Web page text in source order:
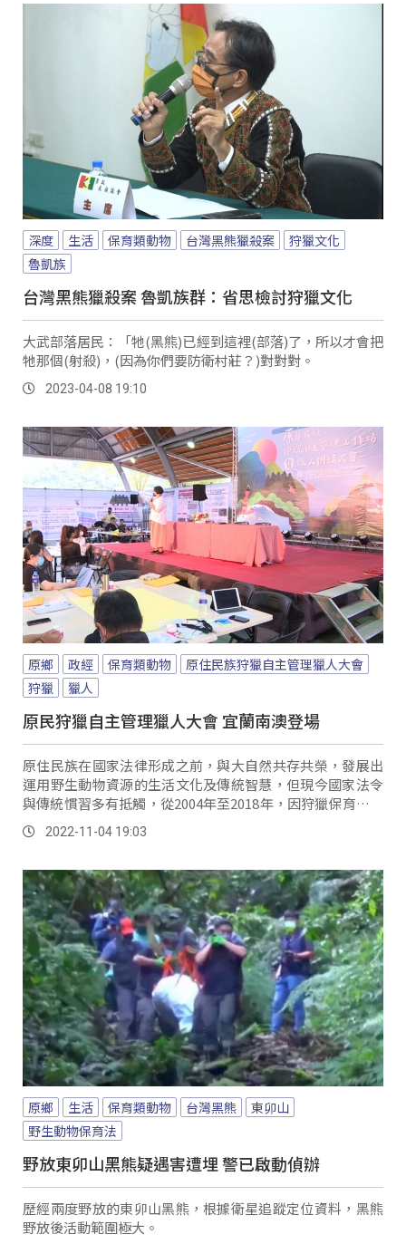
深度 生活 保育類動物 台灣黑熊獵殺案
狩獵文化
魯凱族
台灣黑熊獵殺案 魯凱族群：省思檢討狩獵文化
大武部落居民：「牠(黑熊)已經到這裡(部落)了，所以才會把
牠那個(射殺)，(因為你們要防衛村莊？)對對對。
2023-04-08 19:10
原鄉 政經 保育類動物
原住民族狩獵自主管理獵人大會
狩獵
獵人
原民狩獵自主管理獵人大會 宜蘭南澳登場
原住民族在國家法律形成之前，與大自然共存共榮，發展出
運用野生動物資源的生活文化及傳統智慧，但現今國家法令
與傳統慣習多有抵觸，從2004年至2018年，因狩獵保育類動
物遭到判決案例共675件，平均一年有45件，因此催生了
「原住民族狩獵自主管理獵人大會」，由林務局致力推動至
林務單位的共管制度，以達到自然資源保育與永續利用的目
標。
2022-11-04 19:03
原鄉 生活 保育類動物 台灣黑熊
東卯山
野生動物保育法
野放東卯山黑熊疑遇害遭埋 警已啟動偵辦
歷經兩度野放的東卯山黑熊，根據衛星追蹤定位資料，黑熊
野放後活動範圍極大。